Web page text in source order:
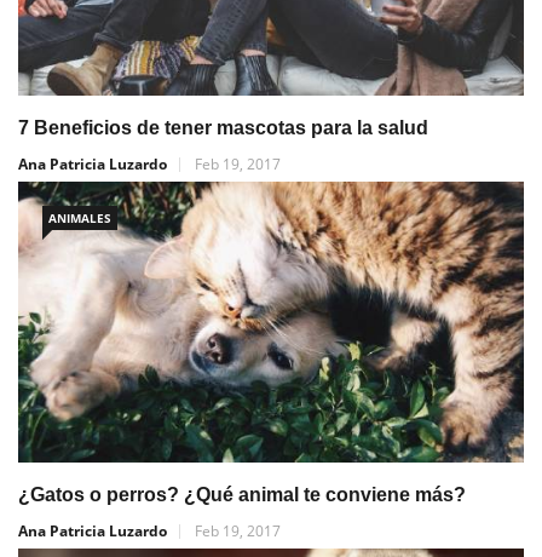
7 Beneficios de tener mascotas para la salud
Ana Patricia Luzardo
Feb 19, 2017
ANIMALES
¿Gatos o perros? ¿Qué animal te conviene más?
Ana Patricia Luzardo
Feb 19, 2017